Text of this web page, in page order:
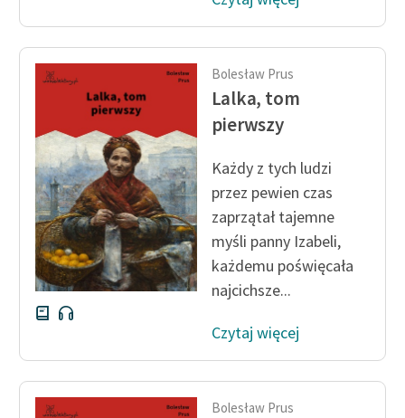
Bolesław Prus
Lalka, tom
pierwszy
Każdy z tych ludzi
przez pewien czas
zaprzątał tajemne
myśli panny Izabeli,
każdemu poświęcała
najcichsze...
Czytaj więcej
Bolesław Prus